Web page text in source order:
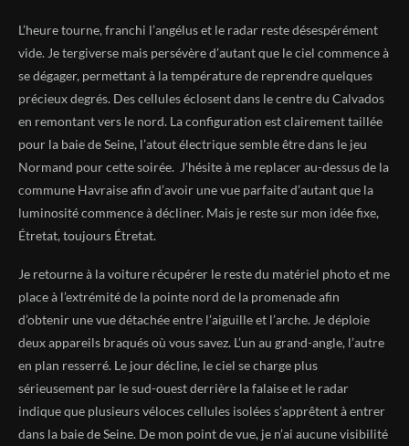
L’heure tourne, franchi l’angélus et le radar reste désespérément
vide. Je tergiverse mais persévère d’autant que le ciel commence à
se dégager, permettant à la température de reprendre quelques
précieux degrés. Des cellules éclosent dans le centre du Calvados
en remontant vers le nord. La configuration est clairement taillée
pour la baie de Seine, l’atout électrique semble être dans le jeu
Normand pour cette soirée. J’hésite à me replacer au-dessus de la
commune Havraise afin d’avoir une vue parfaite d’autant que la
luminosité commence à décliner. Mais je reste sur mon idée fixe,
Étretat, toujours Étretat.
Je retourne à la voiture récupérer le reste du matériel photo et me
place à l’extrémité de la pointe nord de la promenade afin
d’obtenir une vue détachée entre l’aiguille et l’arche. Je déploie
deux appareils braqués où vous savez. L’un au grand-angle, l’autre
en plan resserré. Le jour décline, le ciel se charge plus
sérieusement par le sud-ouest derrière la falaise et le radar
indique que plusieurs véloces cellules isolées s’apprêtent à entrer
dans la baie de Seine. De mon point de vue, je n’ai aucune visibilité